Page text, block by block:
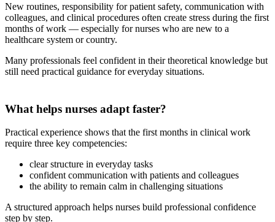
New routines, responsibility for patient safety, communication with
colleagues, and clinical procedures often create stress during the first
months of work — especially for nurses who are new to a
healthcare system or country.
Many professionals feel confident in their theoretical knowledge but
still need practical guidance for everyday situations.
What helps nurses adapt faster?
Practical experience shows that the first months in clinical work
require three key competencies:
clear structure in everyday tasks
confident communication with patients and colleagues
the ability to remain calm in challenging situations
A structured approach helps nurses build professional confidence
step by step.